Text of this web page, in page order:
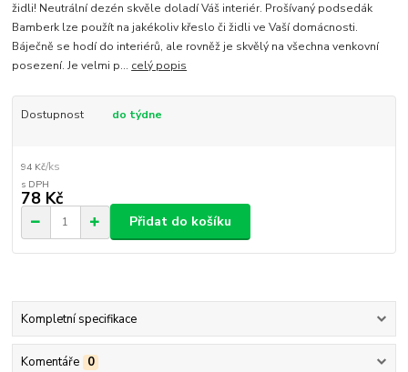
židli! Neutrální dezén skvěle doladí Váš interiér. Prošívaný podsedák
Bamberk lze použít na jakékoliv křeslo či židli ve Vaší domácnosti.
Báječně se hodí do interiérů, ale rovněž je skvělý na všechna venkovní
posezení. Je velmi p... celý popis
Dostupnost do týdne
94 Kč/ks
78 Kč
Přidat do košíku
Kompletní specifikace
Komentáře 0